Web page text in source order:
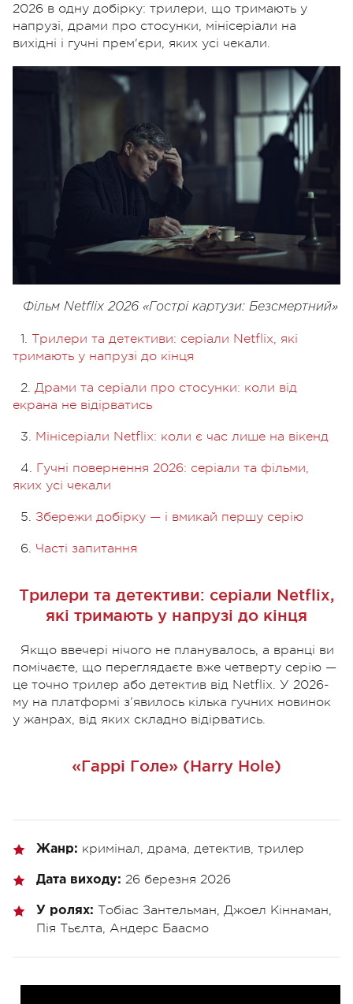
2026 в одну добірку: трилери, що тримають у
напрузі, драми про стосунки, мінісеріали на
вихідні і гучні прем'єри, яких усі чекали.
Фільм Netflix 2026 «Гострі картузи: Безсмертний»
1. Трилери та детективи: серіали Netflix, які
тримають у напрузі до кінця
2. Драми та серіали про стосунки: коли від
екрана не відірватись
3. Мінісеріали Netflix: коли є час лише на вікенд
4. Гучні повернення 2026: серіали та фільми,
яких усі чекали
5. Збережи добірку — і вмикай першу серію
6. Часті запитання
Трилери та детективи: серіали Netflix,
які тримають у напрузі до кінця
Якщо ввечері нічого не планувалось, а вранці ви
помічаєте, що переглядаєте вже четверту серію —
це точно трилер або детектив від Netflix. У 2026-
му на платформі з’явилось кілька гучних новинок
у жанрах, від яких складно відірватись.
«Гаррі Голе» (Harry Hole)
Жанр: кримінал, драма, детектив, трилер
Дата виходу: 26 березня 2026
У ролях: Тобіас Зантельман, Джоел Кіннаман,
Пія Тьєлта, Андерс Баасмо